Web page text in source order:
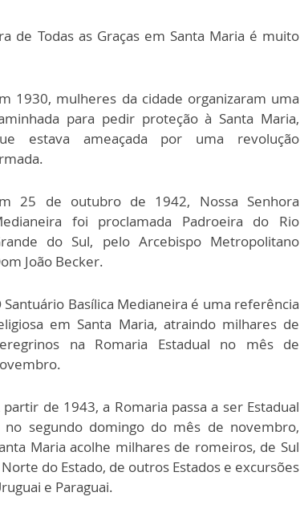
de Todas as Graças em Santa Maria é muito
1930, mulheres da cidade organizaram uma
para pedir proteção à Santa Maria,
estava ameaçada por uma revolução
25 de outubro de 1942, Nossa Senhora
foi proclamada Padroeira do Rio
do Sul, pelo Arcebispo Metropolitano
João Becker.
Santuário Basílica Medianeira é uma referência
em Santa Maria, atraindo milhares de
na Romaria Estadual no mês de
partir de 1943, a Romaria passa a ser Estadual
no segundo domingo do mês de novembro,
Maria acolhe milhares de romeiros, de Sul
do Estado, de outros Estados e excursões
e Paraguai.